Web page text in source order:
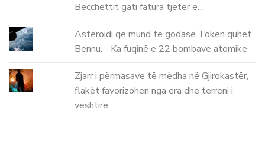
Becchettit gati fatura tjetër e…
Asteroidi që mund të godasë Tokën quhet
Bennu. - Ka fuqinë e 22 bombave atomike
Zjarr i përmasave të mëdha në Gjirokastër,
flakët favorizohen nga era dhe terreni i
vështirë